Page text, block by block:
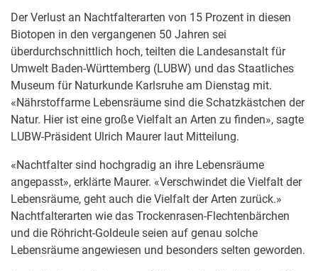
Der Verlust an Nachtfalterarten von 15 Prozent in diesen
Biotopen in den vergangenen 50 Jahren sei
überdurchschnittlich hoch, teilten die Landesanstalt für
Umwelt Baden-Württemberg (LUBW) und das Staatliches
Museum für Naturkunde Karlsruhe am Dienstag mit.
«Nährstoffarme Lebensräume sind die Schatzkästchen der
Natur. Hier ist eine große Vielfalt an Arten zu finden», sagte
LUBW-Präsident Ulrich Maurer laut Mitteilung.
«Nachtfalter sind hochgradig an ihre Lebensräume
angepasst», erklärte Maurer. «Verschwindet die Vielfalt der
Lebensräume, geht auch die Vielfalt der Arten zurück.»
Nachtfalterarten wie das Trockenrasen-Flechtenbärchen
und die Röhricht-Goldeule seien auf genau solche
Lebensräume angewiesen und besonders selten geworden.